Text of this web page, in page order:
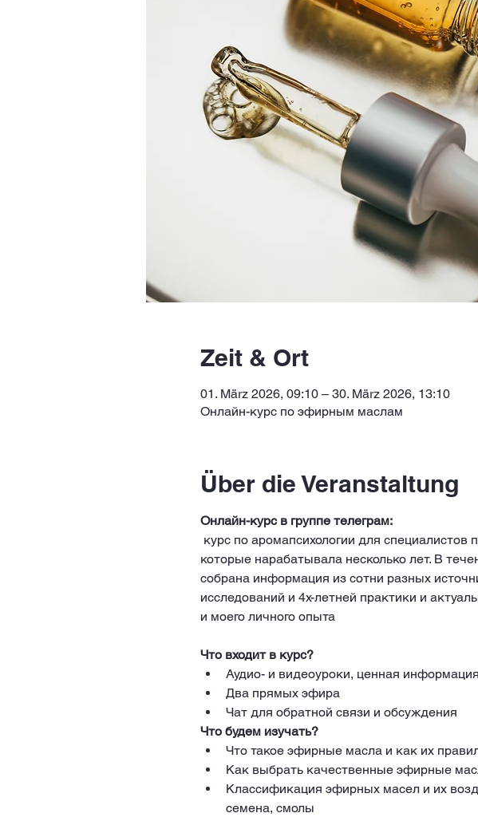
Zeit & Ort
01. März 2026, 09:10 – 30. März 2026, 13:10
Онлайн-курс по эфирным маслам
Über die Veranstaltung
Онлайн-курс в группе телеграм:
которые нарабатывала несколько лет. В
собрана информация из сотни разных
исследований и 4х-летней практики и
и моего личного опыта
Что входит в курс?
Аудио- и видеоуроки, ценная
Два прямых эфира
Чат для обратной связи и обсуждения
Что будем изучать?
Что такое эфирные масла и как их
Как выбрать качественные эфирные
Классификация эфирных масел и их
cемена, смолы